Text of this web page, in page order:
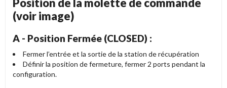
Position de la molette de commande
(voir image)
A - Position Fermée (CLOSED) :
Fermer l’entrée et la sortie de la station de récupération
Définir la position de fermeture, fermer 2 ports pendant la
configuration.